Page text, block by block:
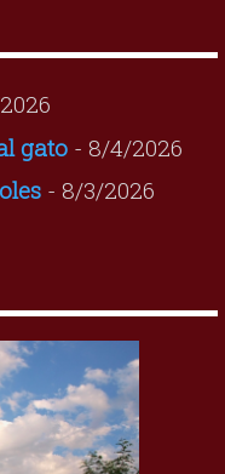
gato- 8/4/2026
- 8/3/2026